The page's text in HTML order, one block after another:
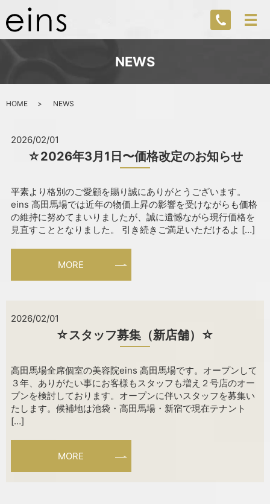
NEWS
HOME NEWS
2026/02/01
☆2026年3月1日〜価格改定のお知らせ
平素より格別のご愛顧を賜り誠にありがとうございます。
eins 高田馬場では近年の物価上昇の影響を受けながらも価格
の維持に努めてまいりましたが、誠に遺憾ながら現行価格を
見直すこととなりました。 引き続きご満足いただけるよ […]
MORE
2026/02/01
☆スタッフ募集（新店舗）☆
高田馬場全席個室の美容院eins 高田馬場です。オープンして
３年、ありがたい事にお客様もスタッフも増え２号店のオー
プンを検討しております。オープンに伴いスタッフを募集い
たします。候補地は池袋・高田馬場・新宿で現在テナント
[…]
MORE